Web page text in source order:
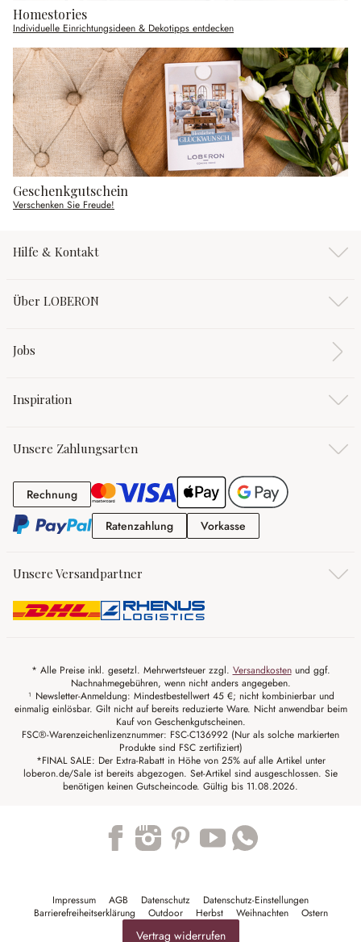
Homestories
Individuelle Einrichtungsideen & Dekotipps entdecken
Geschenkgutschein
Verschenken Sie Freude!
Hilfe & Kontakt
Über LOBERON
Jobs
Inspiration
Unsere Zahlungsarten
RechnungRechnung
RatenzahlungRatenzahlung
Vorkasse
Unsere Versandpartner
* Alle Preise inkl. gesetzl. Mehrwertsteuer zzgl. Versandkostenund ggf.
Nachnahmegebühren, wenn nicht anders angegeben.
¹ Newsletter-Anmeldung: Mindestbestellwert 45 €; nicht kombinierbar und
einmalig einlösbar. Gilt nicht auf bereits reduzierte Ware. Nicht anwendbar beim
Kauf von Geschenkgutscheinen.
FSC®-Warenzeichenlizenznummer: FSC-C136992 (Nur als solche markierten
Produkte sind FSC zertifiziert)
*FINAL SALE: Der Extra-Rabatt in Höhe von 25% auf alle Artikel unter
loberon.de/Sale ist bereits abgezogen. Set-Artikel sind ausgeschlossen. Sie
benötigen keinen Gutscheincode. Gültig bis 11.08.2026.
Impressum AGB Datenschutz
Datenschutz-Einstellungen
Barrierefreiheitserklärung
Outdoor Herbst Weihnachten Ostern
Vertrag widerrufen